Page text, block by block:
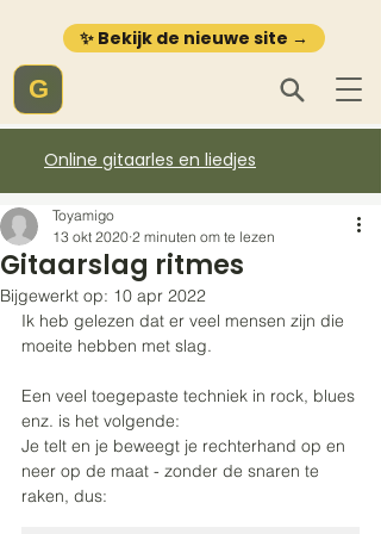
✨ Bekijk de nieuwe site →
G
Online gitaarles en liedjes
Gitaarslag ritmes
Toyamigo
13 okt 2020 2 minuten om te lezen
Bijgewerkt op: 10 apr 2022
Ik heb gelezen dat er veel mensen zijn die
moeite hebben met slag.
Een veel toegepaste techniek in rock, blues
enz. is het volgende:
Je telt en je beweegt je rechterhand op en
neer op de maat - zonder de snaren te
raken, dus: